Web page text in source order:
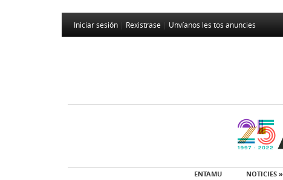
Iniciar sesión Rexistrase Unvíanos les tos anuncies
ENTAMU NOTICIES »